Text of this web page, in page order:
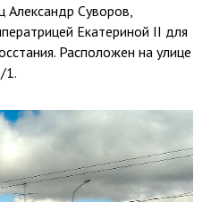
Александр Суворов,
Екатериной II для
Расположен на улице
1.